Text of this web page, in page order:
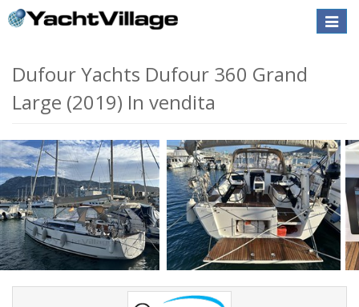
Toggle
Dufour Yachts Dufour 360 Grand
Large (2019) In vendita